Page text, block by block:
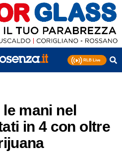
le mani nel
in 4 con oltre